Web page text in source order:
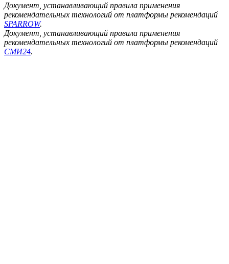
Документ, устанавливающий правила применения
рекомендательных технологий от платформы рекомендаций
SPARROW.
Документ, устанавливающий правила применения
рекомендательных технологий от платформы рекомендаций
СМИ24.